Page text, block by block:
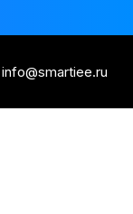
info@smartiee.ru